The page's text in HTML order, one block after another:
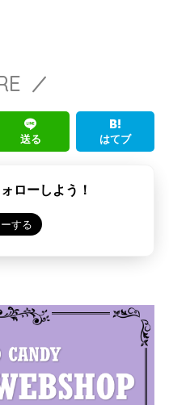
送る はてブ
ローしよう！